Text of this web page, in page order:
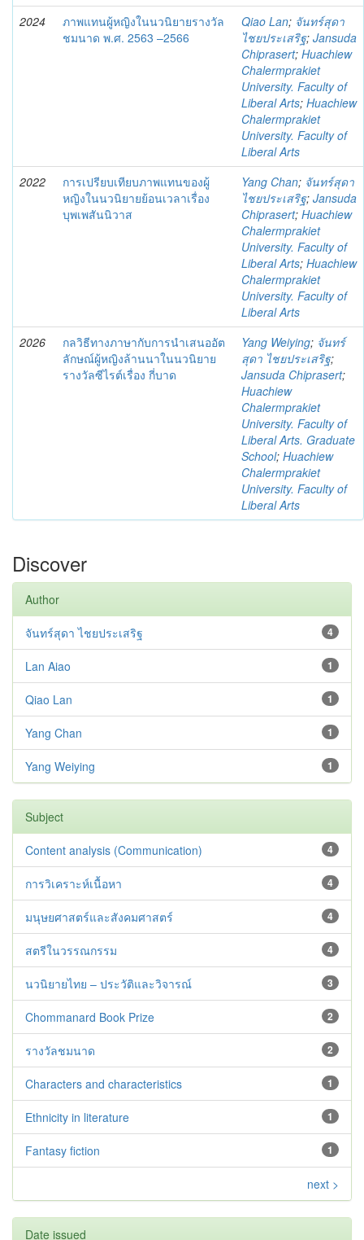
2024
ภาพแทนผู้หญิงในนวนิยายรางวัล
ชมนาด พ.ศ. 2563 –2566
Qiao Lan; จันทร์สุดา
ไชยประเสริฐ; Jansuda
Chiprasert; Huachiew
Chalermprakiet
University. Faculty of
Liberal Arts; Huachiew
Chalermprakiet
University. Faculty of
Liberal Arts
2022
การเปรียบเทียบภาพแทนของผู้
หญิงในนวนิยายย้อนเวลาเรื่อง
บุพเพสันนิวาส
Yang Chan; จันทร์สุดา
ไชยประเสริฐ; Jansuda
Chiprasert; Huachiew
Chalermprakiet
University. Faculty of
Liberal Arts; Huachiew
Chalermprakiet
University. Faculty of
Liberal Arts
2026
กลวิธีทางภาษากับการนำเสนออัต
ลักษณ์ผู้หญิงล้านนาในนวนิยาย
รางวัลซีไรต์เรื่อง กี่บาด
Yang Weiying; จันทร์
สุดา ไชยประเสริฐ;
Jansuda Chiprasert;
Huachiew
Chalermprakiet
University. Faculty of
Liberal Arts. Graduate
School; Huachiew
Chalermprakiet
University. Faculty of
Liberal Arts
Discover
Author
4
จันทร์สุดา ไชยประเสริฐ
1
Lan Aiao
1
Qiao Lan
1
Yang Chan
1
Yang Weiying
Subject
4
Content analysis (Communication)
4
การวิเคราะห์เนื้อหา
4
มนุษยศาสตร์และสังคมศาสตร์
4
สตรีในวรรณกรรม
3
นวนิยายไทย – ประวัติและวิจารณ์
2
Chommanard Book Prize
2
รางวัลชมนาด
1
Characters and characteristics
1
Ethnicity in literature
1
Fantasy fiction
next >
Date issued